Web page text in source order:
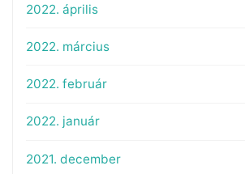
2022. április
2022. március
2022. február
2022. január
2021. december